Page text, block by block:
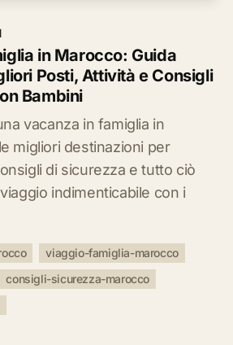
in Marocco: Guida
Posti, Attività e Consigli
Bambini
vacanza in famiglia in
migliori destinazioni per
di sicurezza e tutto ciò
indimenticabile con i
viaggio-famiglia-marocco
consigli-sicurezza-marocco